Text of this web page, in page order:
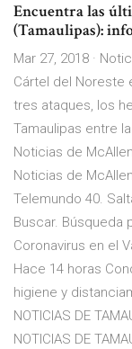
Encuentra las
(Tamaulipas):
Mar 27, 2018 ·
Cártel del Noreste
tres ataques, los
Tamaulipas entre
Noticias de
Noticias de
Telemundo 40.
Buscar. Búsqueda
Coronavirus en el
Hace 14 horas
higiene y
NOTICIAS DE
NOTICIAS DE